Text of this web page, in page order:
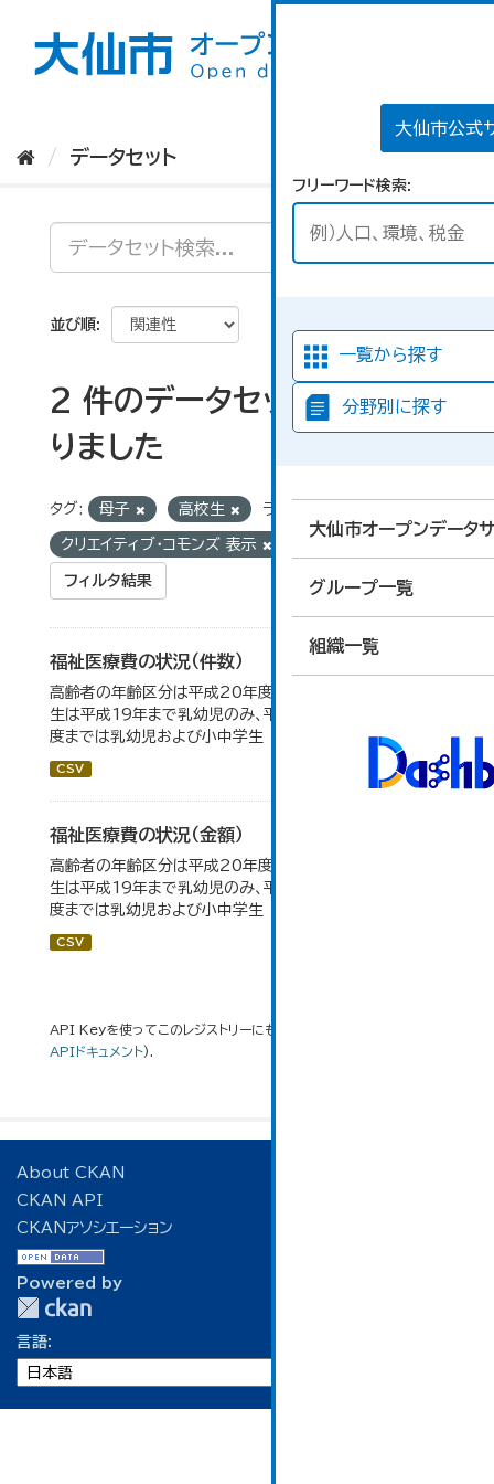
大仙市公式
フリーワード検索
一覧から探す
分野別に探す
大仙市オープンデータ
グループ一覧
組織一覧
データセット
並び順
2 件のデータセットが見つか
りました
タグ: 母子 高校生 ライセンス:
クリエイティブ・コモンズ 表示
フィルタ結果
福祉医療費の状況（件数）
高齢者の年齢区分は平成20年度から変更 乳幼児・小中高
生は平成19年まで乳幼児のみ、平成20年度から令和元年
度までは乳幼児および小中学生
CSV
福祉医療費の状況（金額）
高齢者の年齢区分は平成20年度から変更 乳幼児・小中高
生は平成19年まで乳幼児のみ、平成20年度から令和元年
度までは乳幼児および小中学生
CSV
API Keyを使ってこのレジストリーにもアクセス可能です
APIドキュメント).
About CKAN
CKAN API
CKANアソシエーション
Powered by
言語